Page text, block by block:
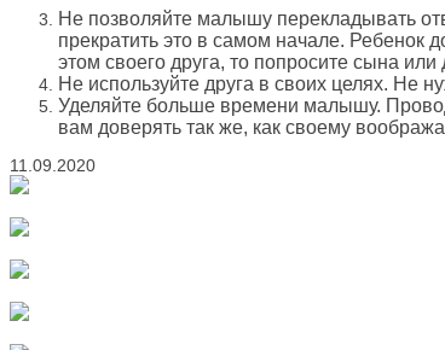
Не позволяйте малышу перекладывать
прекратить это в самом начале. Ребенок
этом своего друга, то попросите сына
Не используйте друга в своих целях. Не
Уделяйте больше времени малышу.
вам доверять так же, как своему
11.09.2020